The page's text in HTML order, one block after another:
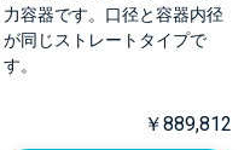
力容器です。口径と容器内径
が同じストレートタイプで
す。
￥889,812